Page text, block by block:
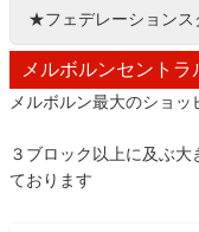
★フェデレーション
メルボルンセントラ
メルボルン最大のショッ
３ブロック以上に及ぶ
ております